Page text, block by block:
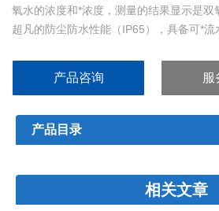
氧水的浓度和*浓度，测量的结果显示是双
超凡的防尘防水性能（IP65），具备可*
产品咨询 服
产品目录
相关文章